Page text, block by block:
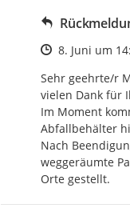
Zeitpunkt des
8. Juni um
Sehr geehrte/r
vielen Dank für
Im Moment
Abfallbehälter
Nach
weggeräumte
Orte gestellt.